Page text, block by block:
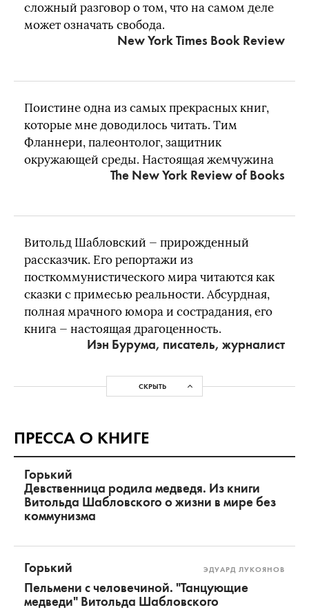
сложный разговор о том, что на самом деле
может означать свобода.
New York Times Book Review
Поистине одна из самых прекрасных книг,
которые мне доводилось читать. Тим
Фланнери, палеонтолог, защитник
окружающей среды. Настоящая жемчужина
The New York Review of Books
Витольд Шабловский — прирожденный
рассказчик. Его репортажи из
посткоммунистического мира читаются как
сказки с примесью реальности. Абсурдная,
полная мрачного юмора и сострадания, его
книга — настоящая драгоценность.
Иэн Бурума, писатель, журналист
СКРЫТЬ
ПРЕССА О КНИГЕ
Горький
Девственница родила медведя. Из книги
Витольда Шабловского о жизни в мире без
коммунизма
Горький ЭДУАРД ЛУКОЯНОВ
Пельмени с человечиной. "Танцующие
медведи" Витольда Шабловского